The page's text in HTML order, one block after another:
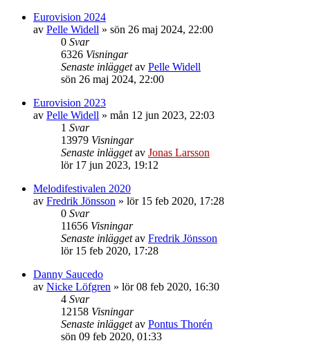
Eurovision 2024
av Pelle Widell » sön 26 maj 2024, 22:00
0 Svar
6326 Visningar
Senaste inläggetav Pelle Widell
sön 26 maj 2024, 22:00
Eurovision 2023
av Pelle Widell » mån 12 jun 2023, 22:03
1 Svar
13979 Visningar
Senaste inläggetav Jonas Larsson
lör 17 jun 2023, 19:12
Melodifestivalen 2020
av Fredrik Jönsson » lör 15 feb 2020, 17:28
0 Svar
11656 Visningar
Senaste inläggetav Fredrik Jönsson
lör 15 feb 2020, 17:28
Danny Saucedo
av Nicke Löfgren » lör 08 feb 2020, 16:30
4 Svar
12158 Visningar
Senaste inläggetav Pontus Thorén
sön 09 feb 2020, 01:33